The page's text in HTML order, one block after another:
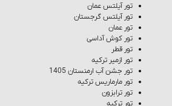
تور آیلتس عمان
تور آیلتس گرجستان
تور عمان
تور کوش‌ آداسی
تور قطر
تور ازمیر ترکیه
تور جشن آب ارمنستان 1405
تور مارماریس ترکیه
تور ترابزون
تور ترکیه